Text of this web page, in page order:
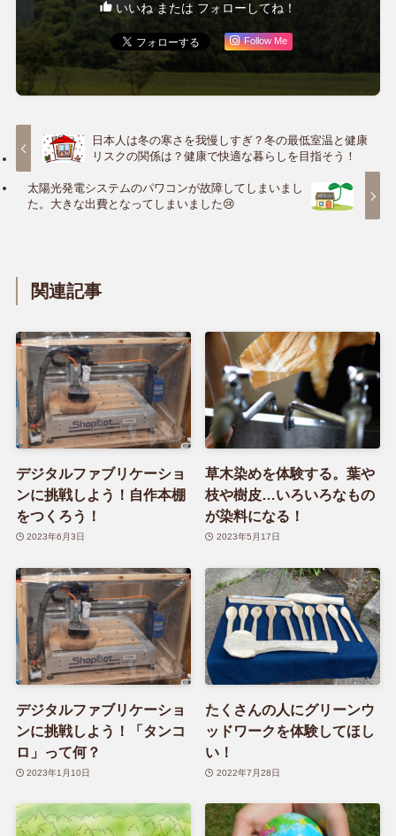
いいね または フォローしてね！
Follow Me
日本人は冬の寒さを我慢しすぎ？冬の最低室温と健康
リスクの関係は？健康で快適な暮らしを目指そう！
太陽光発電システムのパワコンが故障してしまいまし
た。大きな出費となってしまいました😢
関連記事
デジタルファブリケーショ
ンに挑戦しよう！自作本棚
をつくろう！
2023年6月3日
草木染めを体験する。葉や
枝や樹皮…いろいろなもの
が染料になる！
2023年5月17日
デジタルファブリケーショ
ンに挑戦しよう！「タンコ
ロ」って何？
2023年1月10日
たくさんの人にグリーンウ
ッドワークを体験してほし
い！
2022年7月28日